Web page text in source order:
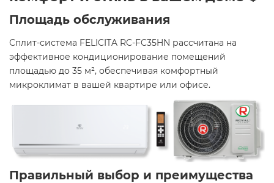
Площадь обслуживания
Сплит-система FELICITA RC-FC35HN рассчитана на
эффективное кондиционирование помещений
площадью до 35 м², обеспечивая комфортный
микроклимат в вашей квартире или офисе.
Правильный выбор и преимущества